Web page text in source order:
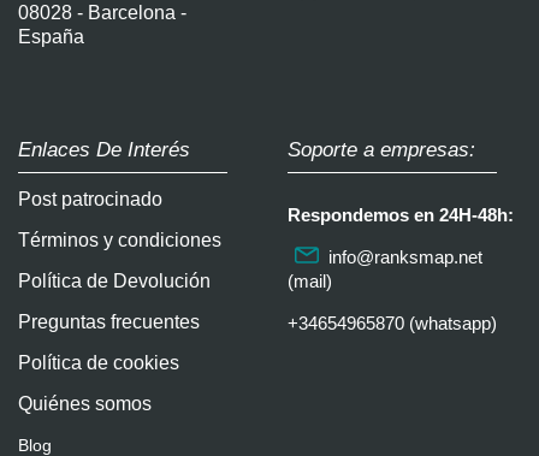
08028 - Barcelona -
España
Enlaces De Interés
Post patrocinado
Términos y condiciones
Política de Devolución
Preguntas frecuentes
Política de cookies
Quiénes somos
Blog
Soporte a empresas:
Respondemos en 24H-48h:
info@ranksmap.net
(mail)
+34654965870 (whatsapp)